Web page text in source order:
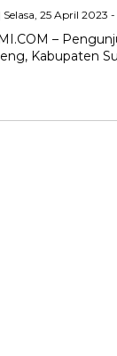
| Selasa, 25 April 2023
–
Kabupaten